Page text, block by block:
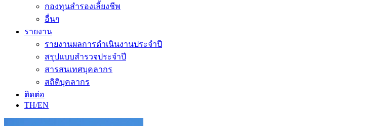
กองทุนสำรองเลี้ยงชีพ
อื่นๆ
รายงาน
รายงานผลการดำเนินงานประจำปี
สรุปแบบสำรวจประจำปี
สารสนเทศบุคลากร
สถิติบุคลากร
ติดต่อ
TH/EN